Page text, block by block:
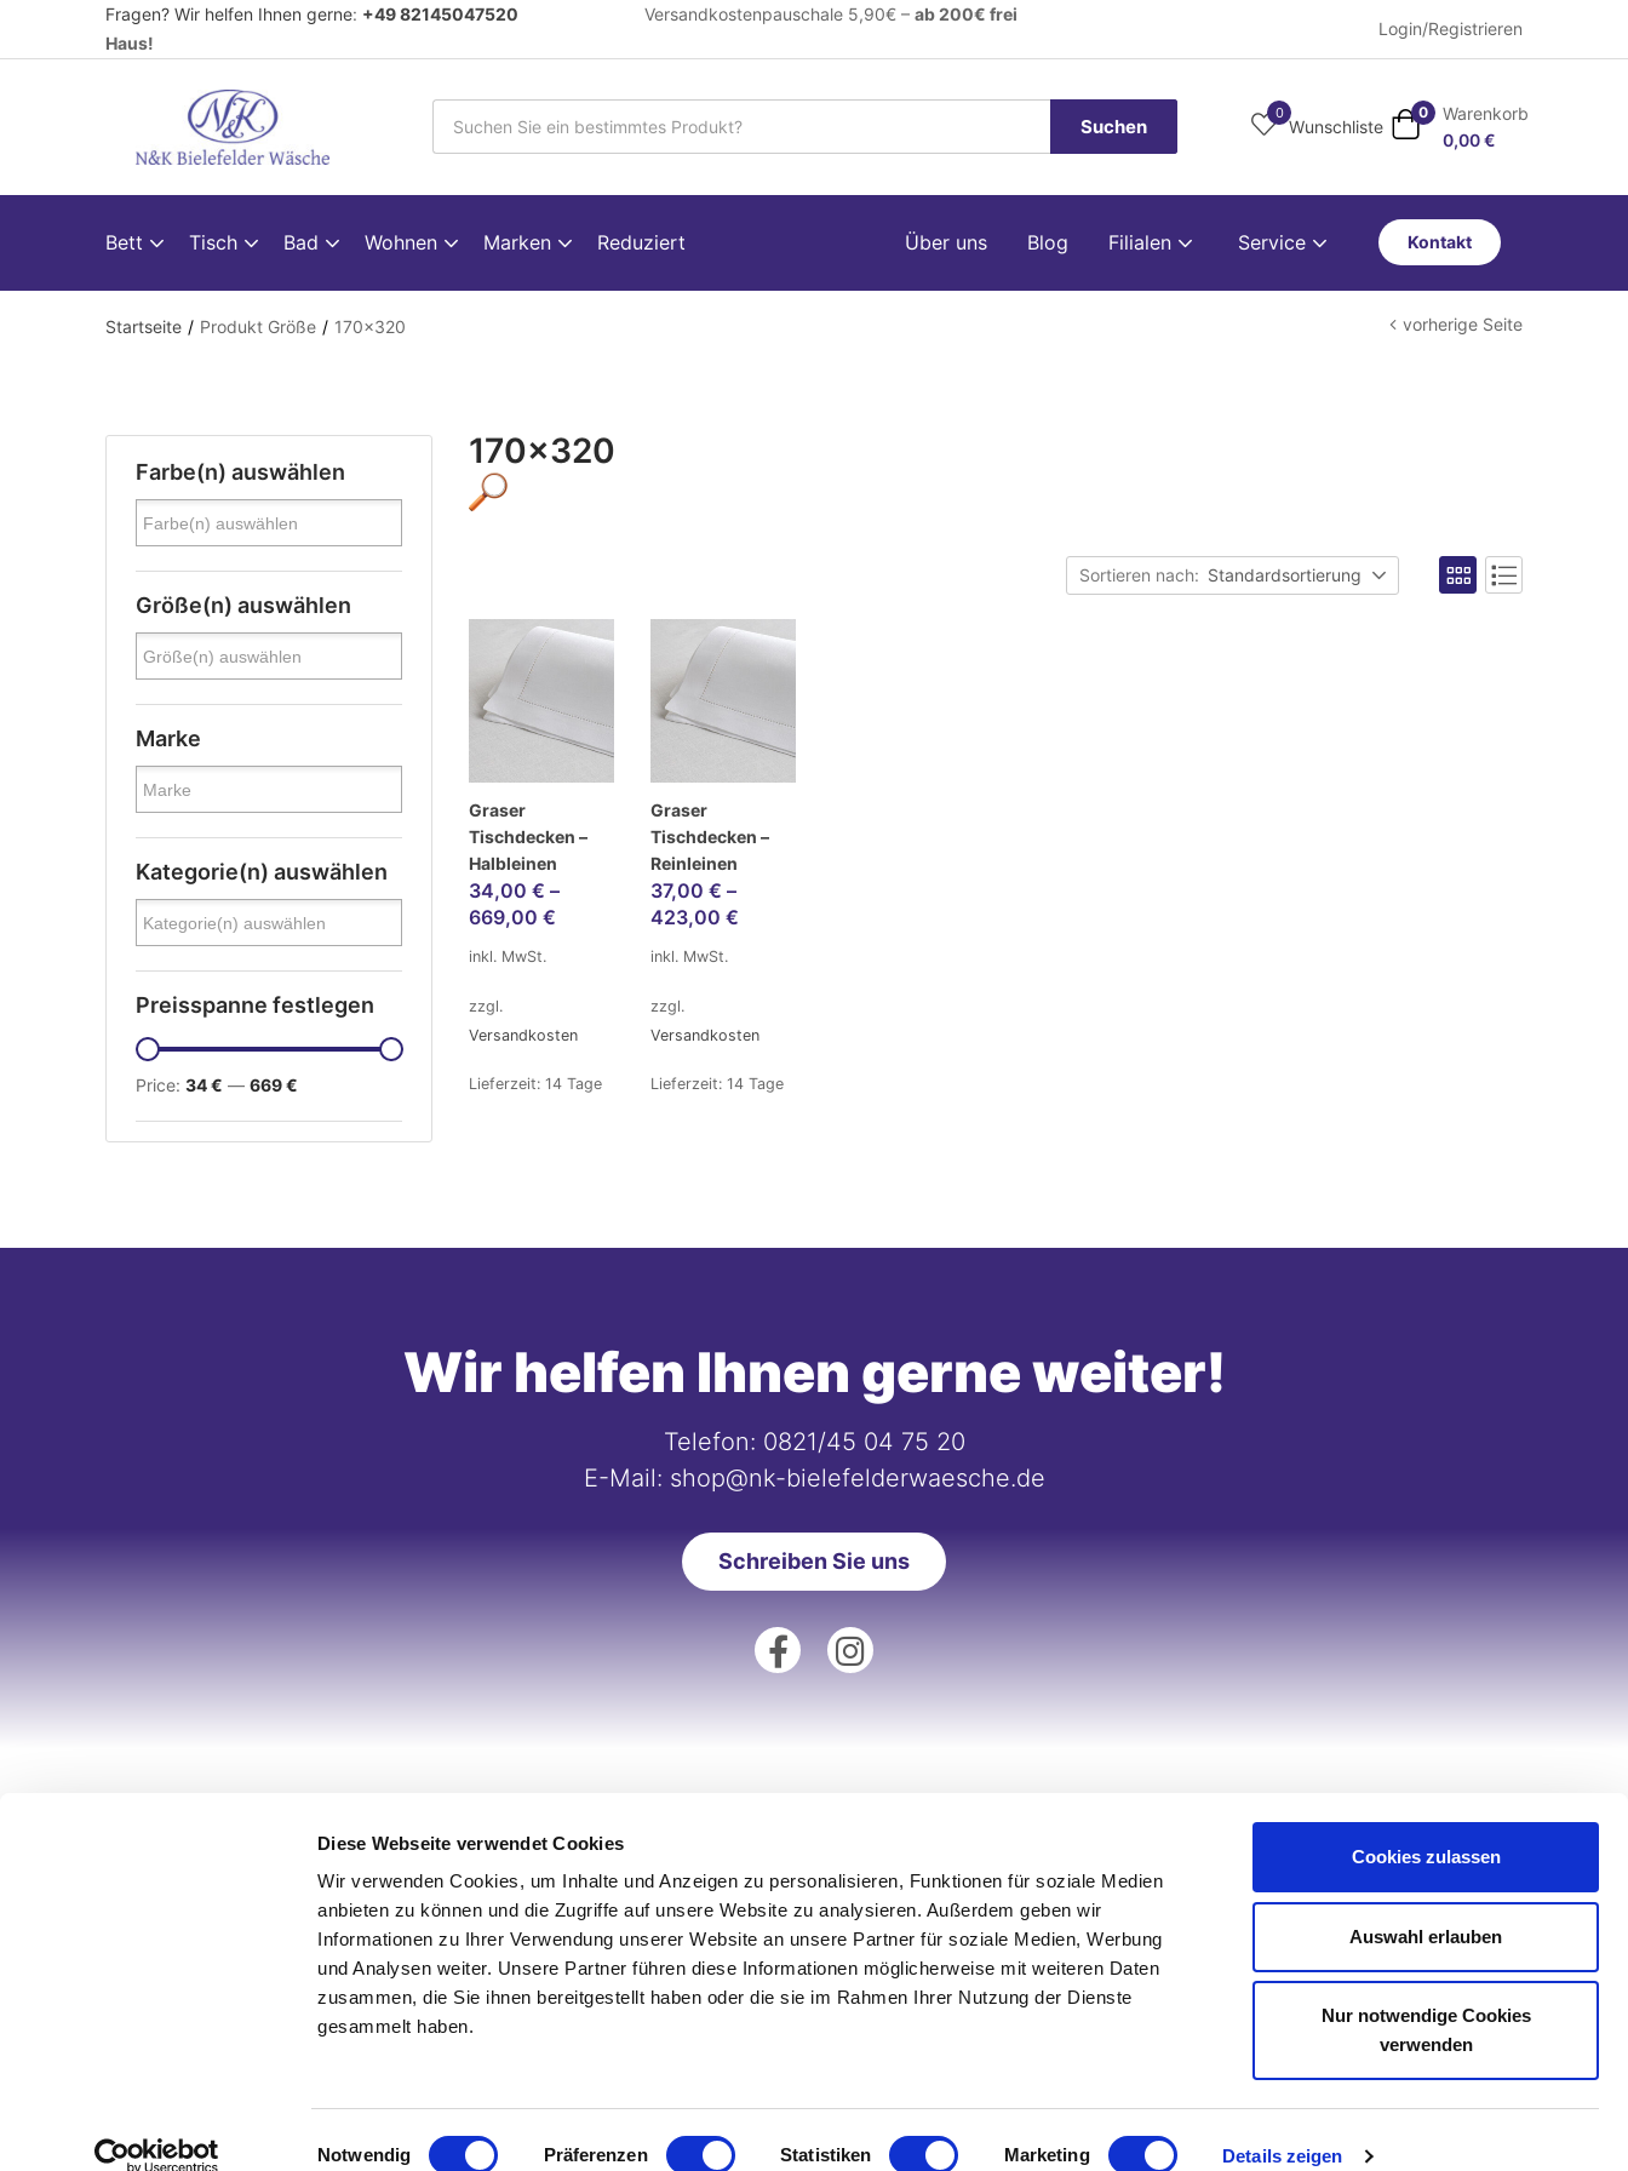
Diese Webseite verwendet Cookies
Wir verwenden Cookies, um Inhalte und Anzeigen zu personalisieren, Funktionen für soziale Medien
anbieten zu können und die Zugriffe auf unsere Website zu analysieren. Außerdem geben wir
Informationen zu Ihrer Verwendung unserer Website an unsere Partner für soziale Medien, Werbung
und Analysen weiter. Unsere Partner führen diese Informationen möglicherweise mit weiteren Daten
zusammen, die Sie ihnen bereitgestellt haben oder die sie im Rahmen Ihrer Nutzung der Dienste
gesammelt haben.
Einwilligungsauswahl
Notwendig Präferenzen Statistiken Marketing Details zeigen
Cookies zulassen
Auswahl erlauben
Nur notwendige Cookies
verwenden
Fragen? Wir helfen Ihnen gerne: +49 82145047520 Versandkostenpauschale 5,90€ – ab 200€ frei
Haus!
Login/Registrieren
Suchen
0
Wunschliste
0
Warenkorb
0,00€
Bett Tisch Bad Wohnen Marken Reduziert Über uns Blog Filialen Service Kontakt
Startseite Produkt Größe 170x320 vorherige Seite
Farbe(n) auswählen
Größe(n) auswählen
Marke
Kategorie(n) auswählen
Preisspanne festlegen
Price: 34 € — 669 €
170x320
Sortieren nach: Standardsortierung
Graser
Tischdecken –
Halbleinen
34,00 € –
669,00 €
inkl. MwSt.
zzgl.
Versandkosten
Lieferzeit: 14 Tage
Graser
Tischdecken –
Reinleinen
37,00 € –
423,00 €
inkl. MwSt.
zzgl.
Versandkosten
Lieferzeit: 14 Tage
Wir helfen Ihnen gerne weiter!
Telefon: 0821/45 04 75 20
E-Mail: shop@nk-bielefelderwaesche.de
Schreiben Sie uns
AGB / Widerrufsrecht
Datenschutz
Vertrag widerrufen
Standort Köln
Standort Münster
Standort Ulm
Service
Sonderanfertigung Tischwäsche
Sonderanfertigung Spannbettlaken